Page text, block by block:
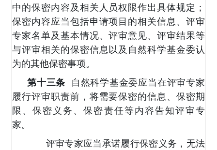
中的保密内容及相关人员权限作出具体规定；
保密内容应当包括申请项目的相关信息、评审
专家名单及基本情况、评审意见、评审结果等
与评审相关的保密信息以及自然科学基金委认
为的其他保密事项。
第十三条 自然科学基金委应当在评审专家
履行评审职责前，将需要保密的信息、保密期
限、保密义务、保密责任等内容告知评审专
家。
评审专家应当承诺履行保密义务，无法